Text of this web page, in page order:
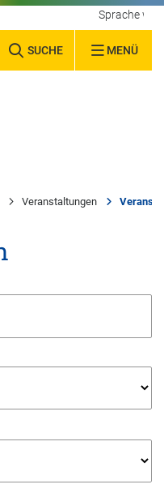
SUCHE MENÜ
Sprache
Veranstaltungen